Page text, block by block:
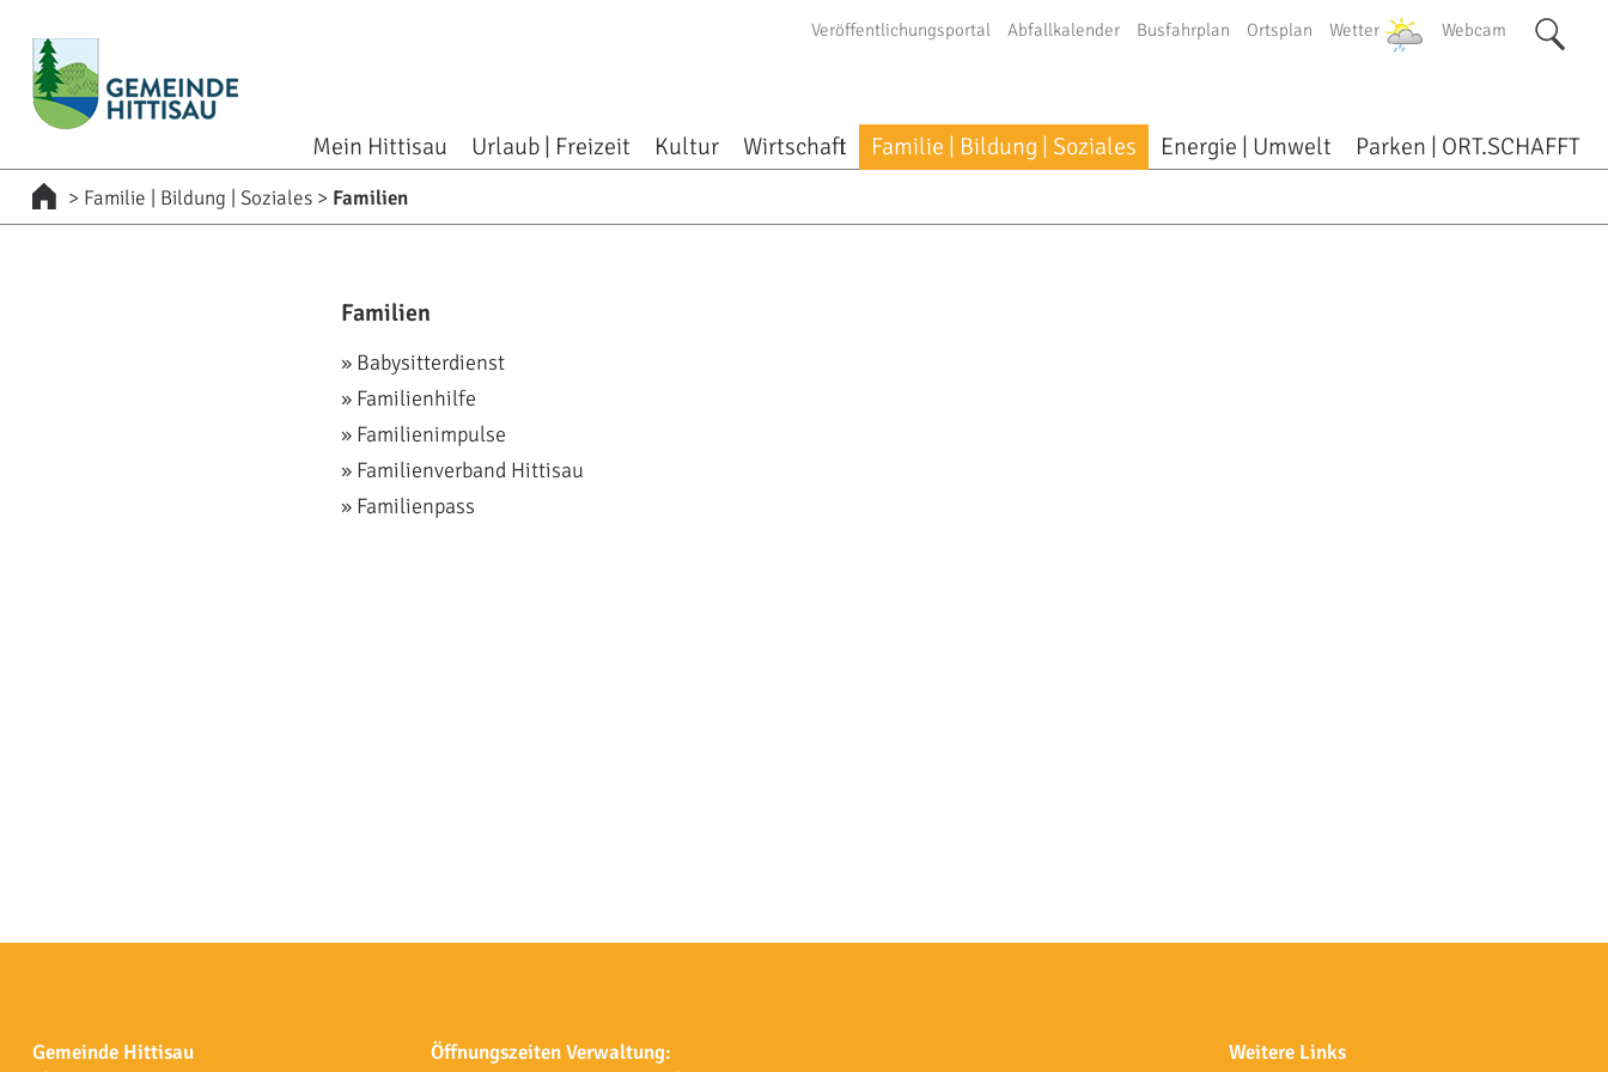
Veröffentlichungsportal Abfallkalender Busfahrplan Ortsplan Wetter Webcam
Mein Hittisau Urlaub | Freizeit Kultur Wirtschaft Familie | Bildung | Soziales Energie | Umwelt Parken | ORT.SCHAFFT
> Familie | Bildung | Soziales > Familien
Familien
Babysitterdienst
Familienhilfe
Familienimpulse
Familienverband Hittisau
Familienpass
Gemeinde Hittisau
Öffnungszeiten Verwaltung:
Weitere Links